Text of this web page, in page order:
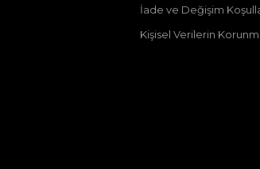
İade ve Değişim
Kişisel Verilerin